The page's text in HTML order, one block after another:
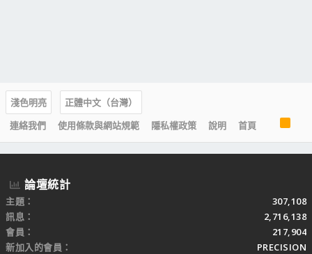
淺色明亮
正體中文（台灣）
連絡我們
使用條款與網站規範 隱私權政策 說明 首頁
R
S
S
論壇統計
主題
307,108
訊息
2,716,138
會員
217,904
新加入的會員
PRECISION